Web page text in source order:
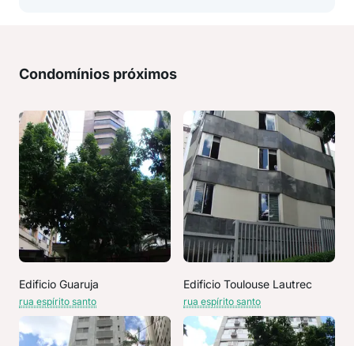
Condomínios próximos
Edificio Guaruja
rua espírito santo
Edificio Toulouse Lautrec
rua espírito santo